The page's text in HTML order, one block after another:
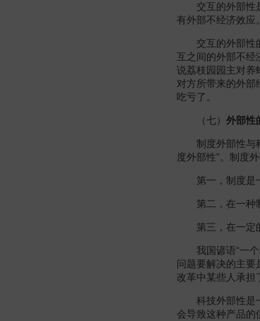
交互的外部性是
有外部不经济效应
交互的外部性的
互之间的外部不经
说荔枝园园主对养
对方所带来的外部
吃亏了。
（七） 外部性
制度外部性与
度外部性”。制度
第一，制度是
第二，在一种制
第三，在一定的
我国谚语“一个
问题要解决的主要
改革中某些人承担
科技外部性是一
会导致这种产品的